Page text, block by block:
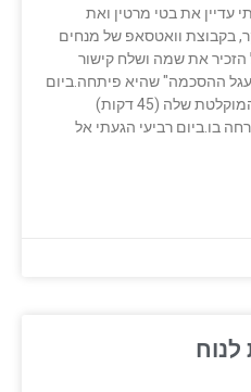
את בטי מרטין ואת
בקבוצת וואטסאפ של מנחים
את שמה ושלח קישור
ההסכמה" שהיא פיתחה.ביום
שלמחרת כבר צפיתי בהרצאה המוקלטת שלה (45 דקות)
בו.ביום רביעי הגעתי אל
לנוח